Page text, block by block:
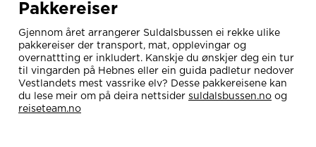
Pakkereiser
Gjennom året arrangerer Suldalsbussen ei rekke ulike
pakkereiser der transport, mat, opplevingar og
overnattting er inkludert. Kanskje du ønskjer deg ein tur
til vingarden på Hebnes eller ein guida padletur nedover
Vestlandets mest vassrike elv? Desse pakkereisene kan
du lese meir om på deira nettsider suldalsbussen.no og
reiseteam.no